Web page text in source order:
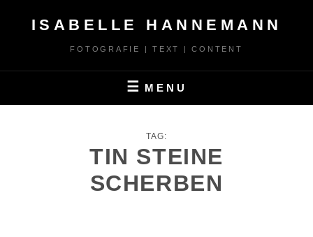
ISABELLE HANNEMANN
FOTOGRAFIE | TEXT | CONTENT
MENU
TAG:
TIN STEINE
SCHERBEN